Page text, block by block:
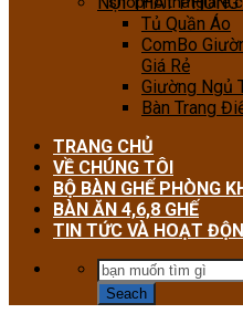
Tủ Quần Áo
ComBo
Giá Rẻ
Giường Ngủ
Bàn Trang
TRANG CHỦ
VỀ CHÚNG TÔI
BỘ BÀN GHẾ PHÒNG
BÀN ĂN 4,6,8 GHẾ
TIN TỨC VÀ HOẠT